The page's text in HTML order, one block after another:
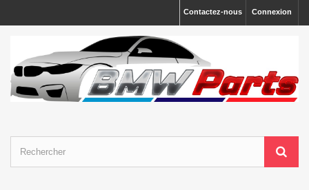
Connexion
Contactez-nous